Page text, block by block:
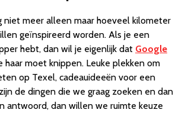
niet meer alleen maar hoeveel kilometer
geïnspireerd worden. Als je een
hebt, dan wil je eigenlijk dat Google
haar moet knippen. Leuke plekken om
op Texel, cadeauideeën voor een
de dingen die we graag zoeken en dan
antwoord, dan willen we ruimte keuze